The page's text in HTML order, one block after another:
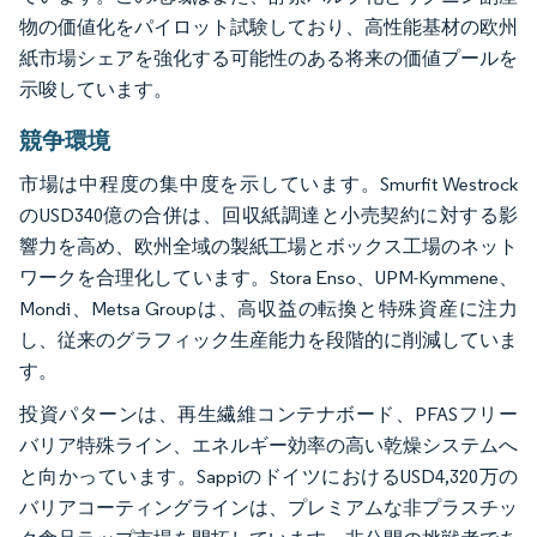
物の価値化をパイロット試験しており、高性能基材の欧州
紙市場シェアを強化する可能性のある将来の価値プールを
示唆しています。
競争環境
市場は中程度の集中度を示しています。Smurfit Westrock
のUSD340億の合併は、回収紙調達と小売契約に対する影
響力を高め、欧州全域の製紙工場とボックス工場のネット
ワークを合理化しています。Stora Enso、UPM-Kymmene、
Mondi、Metsa Groupは、高収益の転換と特殊資産に注力
し、従来のグラフィック生産能力を段階的に削減していま
す。
投資パターンは、再生繊維コンテナボード、PFASフリー
バリア特殊ライン、エネルギー効率の高い乾燥システムへ
と向かっています。SappiのドイツにおけるUSD4,320万の
バリアコーティングラインは、プレミアムな非プラスチッ